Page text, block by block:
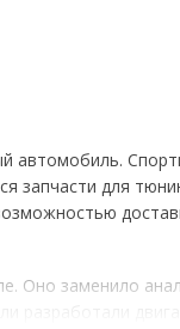
автомобиль.
запчасти для
Оно заменило